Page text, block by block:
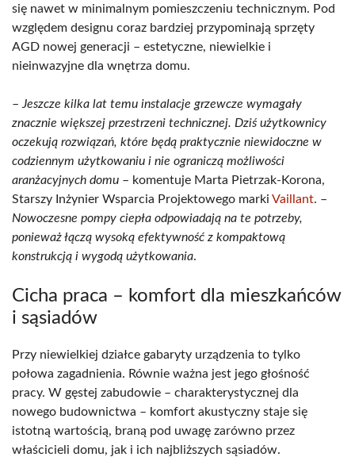
się nawet w minimalnym pomieszczeniu technicznym. Pod
względem designu coraz bardziej przypominają sprzęty
AGD nowej generacji – estetyczne, niewielkie i
nieinwazyjne dla wnętrza domu.
– Jeszcze kilka lat temu instalacje grzewcze wymagały
znacznie większej przestrzeni technicznej. Dziś użytkownicy
oczekują rozwiązań, które będą praktycznie niewidoczne w
codziennym użytkowaniu i nie ograniczą możliwości
aranżacyjnych domu – komentuje Marta Pietrzak-Korona,
Starszy Inżynier Wsparcia Projektowego marki Vaillant. –
Nowoczesne pompy ciepła odpowiadają na te potrzeby,
ponieważ łączą wysoką efektywność z kompaktową
konstrukcją i wygodą użytkowania.
Cicha praca – komfort dla mieszkańców
i sąsiadów
Przy niewielkiej działce gabaryty urządzenia to tylko
połowa zagadnienia. Równie ważna jest jego głośność
pracy. W gęstej zabudowie – charakterystycznej dla
nowego budownictwa – komfort akustyczny staje się
istotną wartością, braną pod uwagę zarówno przez
właścicieli domu, jak i ich najbliższych sąsiadów.